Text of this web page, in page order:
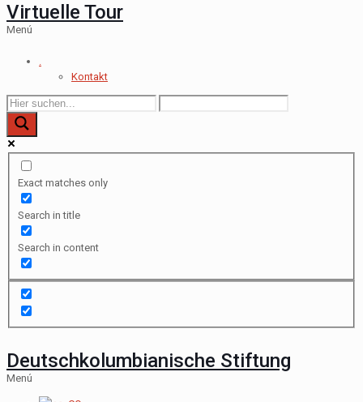
Virtuelle Tour
Menú
.
Kontakt
Exact matches only
Search in title
Search in content
Deutschkolumbianische Stiftung
Menú